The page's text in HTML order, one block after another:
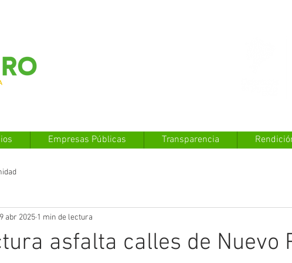
Empresas Públicas Transparencia
asfalta calles de Nuevo
abr 2025 1 min de lectura